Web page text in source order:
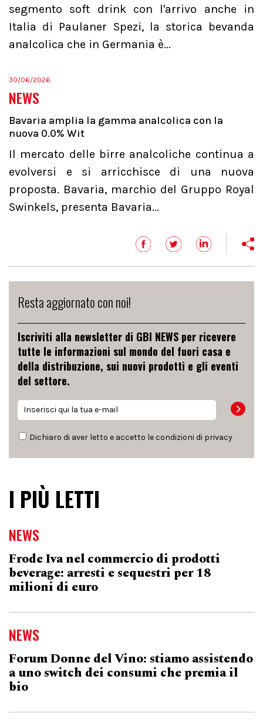
segmento soft drink con l'arrivo anche in
Italia di Paulaner Spezi, la storica bevanda
analcolica che in Germania è...
30/06/2026
NEWS
Bavaria amplia la gamma analcolica con la
nuova 0.0% Wit
Il mercato delle birre analcoliche continua a
evolversi e si arricchisce di una nuova
proposta. Bavaria, marchio del Gruppo Royal
Swinkels, presenta Bavaria...
Resta aggiornato con noi!
Iscriviti alla newsletter di GBI NEWS per ricevere
tutte le informazioni sul mondo del fuori casa e
della distribuzione, sui nuovi prodotti e gli eventi
del settore.
Dichiaro di aver letto e accetto le condizioni di privacy
I PIÙ LETTI
NEWS
Frode Iva nel commercio di prodotti
beverage: arresti e sequestri per 18
milioni di euro
NEWS
Forum Donne del Vino: stiamo assistendo
a uno switch dei consumi che premia il
bio